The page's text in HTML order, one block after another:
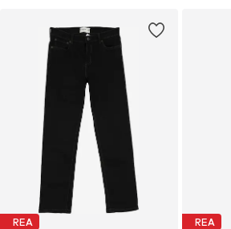
REA REA